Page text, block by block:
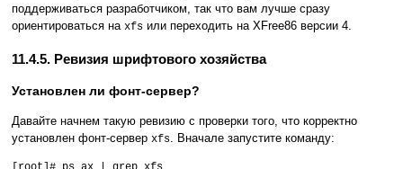
поддерживаться разработчиком, так что вам лучше сразу
ориентироваться на xfs или переходить на XFree86 версии 4.
11.4.5. Ревизия шрифтового хозяйства
Установлен ли фонт-сервер?
Давайте начнем такую ревизию с проверки того, что корректно
установлен фонт-сервер xfs . Вначале запустите команду: